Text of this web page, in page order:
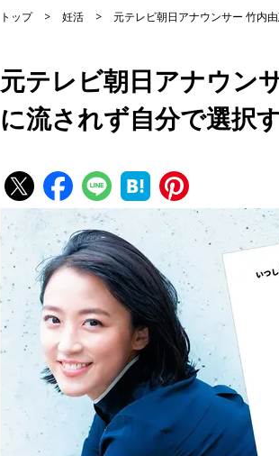
トップ 妊活 元テレビ朝日アナウンサー 竹内
元テレビ朝日アナウン
に流されず自分で選択